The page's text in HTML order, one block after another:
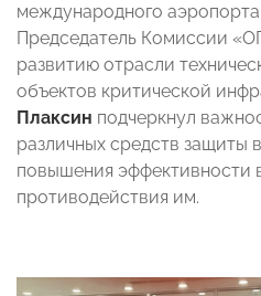
международного
Председатель Комиссии
развитию отрасли
объектов критической
Плаксин подчеркнул
различных средств защиты
повышения эффективности
противодействия им.